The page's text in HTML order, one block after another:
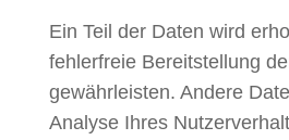
Ein Teil der Daten wird
fehlerfreie Bereitstellung
gewährleisten. Andere
Analyse Ihres